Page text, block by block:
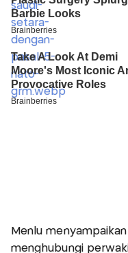
Menlu
menghubungi